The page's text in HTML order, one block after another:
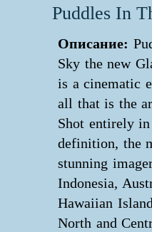
Puddles In
Описание:
Sky the new
is a cinematic
all that is the
Shot entirely
definition, the
stunning
Indonesia,
Hawaiian
North and